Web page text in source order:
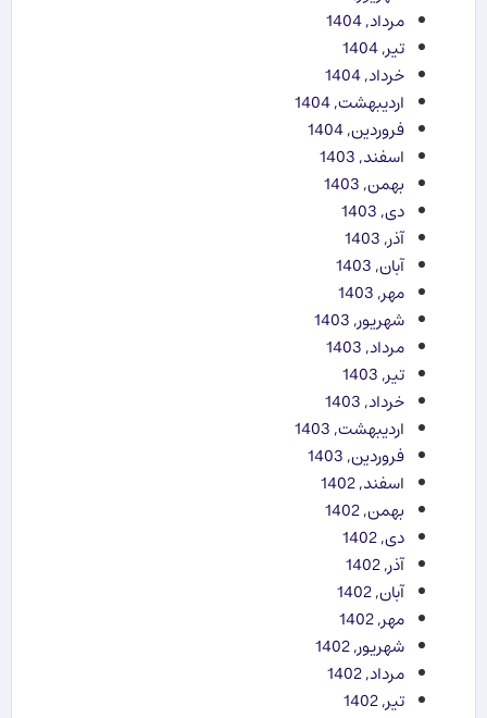
مرداد, 1404
تیر, 1404
خرداد, 1404
اردیبهشت, 1404
فروردین, 1404
اسفند, 1403
بهمن, 1403
دی, 1403
آذر, 1403
آبان, 1403
مهر, 1403
شهریور, 1403
مرداد, 1403
تیر, 1403
خرداد, 1403
اردیبهشت, 1403
فروردین, 1403
اسفند, 1402
بهمن, 1402
دی, 1402
آذر, 1402
آبان, 1402
مهر, 1402
شهریور, 1402
مرداد, 1402
تیر, 1402